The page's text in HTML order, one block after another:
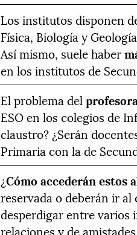
Los institutos disponen
Física, Biología y
Así mismo, suele haber
en los institutos de
El problema del
ESO en los colegios de
claustro? ¿Serán
Primaria con la de
¿Cómo accederán
reservada o deberán ir al
desperdigar entre varios
relaciones y de